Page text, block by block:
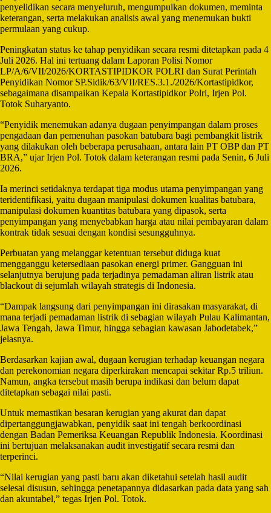
penyelidikan secara menyeluruh, mengumpulkan dokumen, meminta
keterangan, serta melakukan analisis awal yang menemukan bukti
permulaan yang cukup.
Peningkatan status ke tahap penyidikan secara resmi ditetapkan pada 4
Juli 2026. Hal ini tertuang dalam Laporan Polisi Nomor
LP/A/6/VII/2026/KORTASTIPIDKOR POLRI dan Surat Perintah
Penyidikan Nomor SP.Sidik/63/VII/RES.3.1./2026/Kortastipidkor,
sebagaimana disampaikan Kepala Kortastipidkor Polri, Irjen Pol.
Totok Suharyanto.
“Penyidik menemukan adanya dugaan penyimpangan dalam proses
pengadaan dan pemenuhan pasokan batubara bagi pembangkit listrik
yang dilakukan oleh beberapa perusahaan, antara lain PT OBP dan PT
BRA,” ujar Irjen Pol. Totok dalam keterangan resmi pada Senin, 6 Juli
2026.
Ia merinci setidaknya terdapat tiga modus utama penyimpangan yang
teridentifikasi, yaitu dugaan manipulasi dokumen kualitas batubara,
manipulasi dokumen kuantitas batubara yang dipasok, serta
penyimpangan yang menyebabkan harga atau nilai pembayaran dalam
kontrak tidak sesuai dengan kondisi sesungguhnya.
Perbuatan yang melanggar ketentuan tersebut diduga kuat
mengganggu ketersediaan pasokan energi primer. Gangguan ini
selanjutnya berujung pada terjadinya pemadaman aliran listrik atau
blackout di sejumlah wilayah strategis di Indonesia.
“Dampak langsung dari penyimpangan ini dirasakan masyarakat, di
mana terjadi pemadaman listrik di sebagian wilayah Pulau Kalimantan,
Jawa Tengah, Jawa Timur, hingga sebagian kawasan Jabodetabek,”
jelasnya.
Berdasarkan kajian awal, dugaan kerugian terhadap keuangan negara
dan perekonomian negara diperkirakan mencapai sekitar Rp.5 triliun.
Namun, angka tersebut masih berupa indikasi dan belum dapat
ditetapkan sebagai nilai pasti.
Untuk memastikan besaran kerugian yang akurat dan dapat
dipertanggungjawabkan, penyidik saat ini tengah berkoordinasi
dengan Badan Pemeriksa Keuangan Republik Indonesia. Koordinasi
ini bertujuan melaksanakan audit investigatif secara resmi dan
terperinci.
“Nilai kerugian yang pasti baru akan diketahui setelah hasil audit
selesai disusun, sehingga penetapannya didasarkan pada data yang sah
dan akuntabel,” tegas Irjen Pol. Totok.